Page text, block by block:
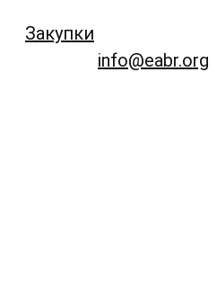
Закупки
info@eabr.org